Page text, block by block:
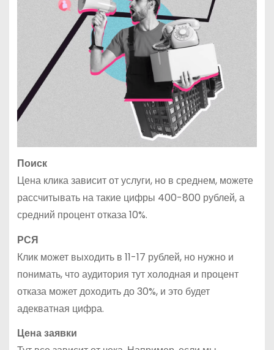
Поиск
Цена клика зависит от услуги, но в среднем, можете
рассчитывать на такие цифры 400-800 рублей, а
средний процент отказа 10%.
РСЯ
Клик может выходить в 11-17 рублей, но нужно и
понимать, что аудитория тут холодная и процент
отказа может доходить до 30%, и это будет
адекватная цифра.
Цена заявки